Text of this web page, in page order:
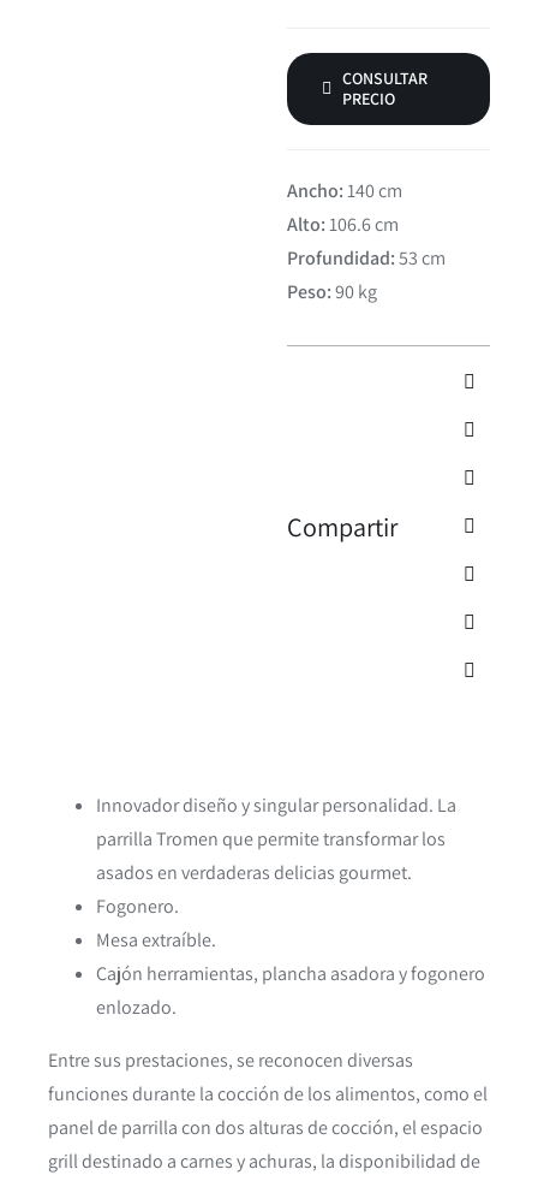
CONSULTAR
PRECIO
Ancho:140 cm
Alto:106.6 cm
Profundidad:53 cm
Peso:90 kg
Compartir
Innovador diseño y singular personalidad. La
parrilla Tromen que permite transformar los
asados en verdaderas delicias gourmet.
Fogonero.
Mesa extraíble.
Cajón herramientas, plancha asadora y fogonero
enlozado.
Entre sus prestaciones, se reconocen diversas
funciones durante la cocción de los alimentos, como el
panel de parrilla con dos alturas de cocción, el espacio
grill destinado a carnes y achuras, la disponibilidad de